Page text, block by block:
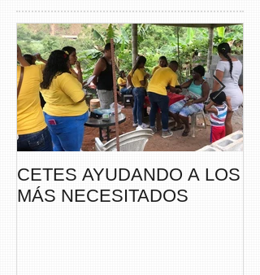
CETES AYUDANDO A LOS
MÁS NECESITADOS